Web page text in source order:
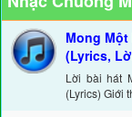
Mong
(Lyrics,
Lời bài hát
(Lyrics) Giới